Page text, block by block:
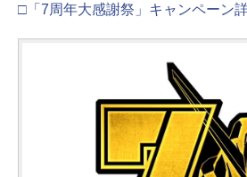
□「7周年大感謝祭」キャンペーン